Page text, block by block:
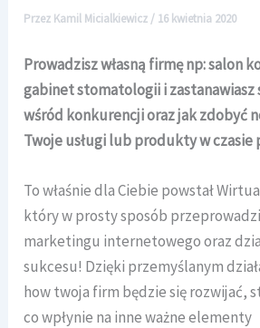
Przez Kamil Micialkiewicz / 16 kwietnia 2020
Prowadzisz własną firmę np: salon
gabinet stomatologii i zastanawiasz
wśród konkurencji oraz jak zdobyć
Twoje usługi lub produkty w czasie
To właśnie dla Ciebie powstał
który w prosty sposób
marketingu internetowego oraz
sukcesu! Dzięki przemyślanym
how twoja firm będzie się rozwijać,
co wpłynie na inne ważne elementy